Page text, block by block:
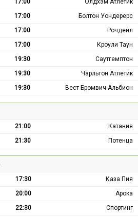
17:00
Олдхэм Атлетик
17:00
Болтон Уондерерс
17:00
Рочдейл
17:00
Кроули Таун
19:30
Саутгемптон
19:30
Чарльтон Атлетик
19:30 Вест Бромвич Альбион
21:00
Катания
21:30 Потенца
17:30
Каза Пия
20:00
Арока
22:30 Спортинг